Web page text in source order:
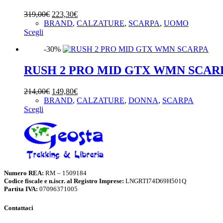
possono
essere
scelte
pagina
prodotto
319,00€ Il
prezzo
319,00€.
223,30€Il
prezzo
223,30€.
BRAND, CALZATURE, SCARPA, UOMO
Scegli
ha
varianti.
Le
possono
essere
scelte
nella
pagina
del
prodotto
-30%
RUSH 2 PRO MID GTX WMN
214,00€ Il
prezzo
214,00€.
149,80€Il
prezzo
BRAND, CALZATURE, DONNA, SCARPA
Scegli
ha
più
varianti.
Le
possono
essere
scelte
Numero REA: RM – 1509184
Codice fiscale e n.iscr. al Registro Imprese: LNGRTI74D69H501Q
Partita IVA: 07096371005
Contattaci